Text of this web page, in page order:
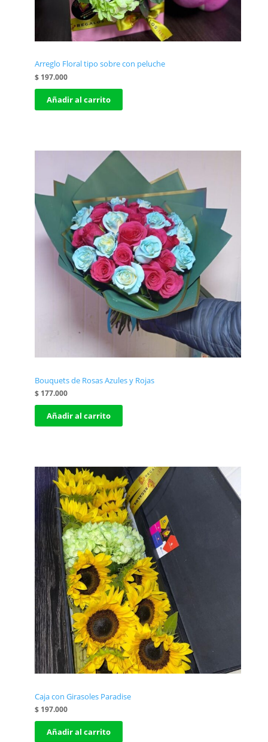
Arreglo Floral tipo sobre con peluche
$197.000
Añadir al carrito
Bouquets de Rosas Azules y Rojas
$177.000
Añadir al carrito
Caja con Girasoles Paradise
$197.000
Añadir al carrito